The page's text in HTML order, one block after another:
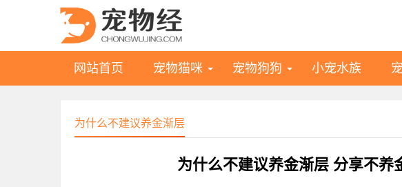
网站首页 宠物猫咪 宠物狗狗 小宠水族
为什么不建议养金渐层
为什么不建议养金渐层 分享不养